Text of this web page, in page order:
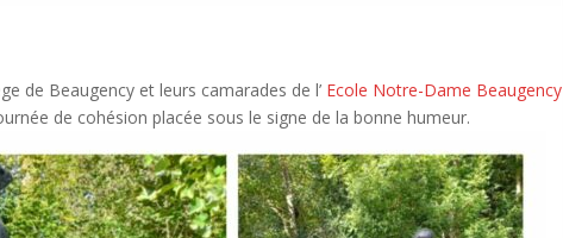
de Beaugency et leurs camarades de l’ Ecole Notre-Dame Beaugency
de cohésion placée sous le signe de la bonne humeur.